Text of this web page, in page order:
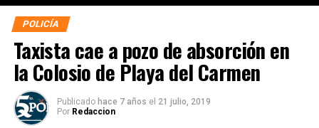
POLICÍA
Taxista cae a pozo de absorción en
la Colosio de Playa del Carmen
Publicado hace 7 años el 21 julio, 2019
Por Redaccion